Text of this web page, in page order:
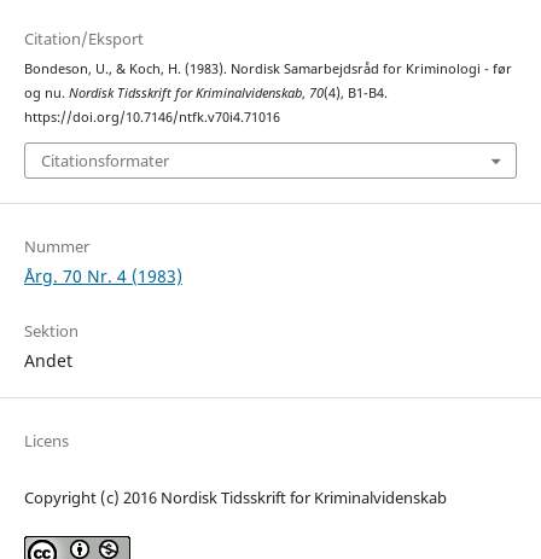
Citation/Eksport
Bondeson, U., & Koch, H. (1983). Nordisk Samarbejdsråd for Kriminologi - før
og nu. Nordisk Tidsskrift for Kriminalvidenskab, 70(4), B1-B4.
https://doi.org/10.7146/ntfk.v70i4.71016
Citationsformater
Nummer
Årg. 70 Nr. 4 (1983)
Sektion
Andet
Licens
Copyright (c) 2016 Nordisk Tidsskrift for Kriminalvidenskab